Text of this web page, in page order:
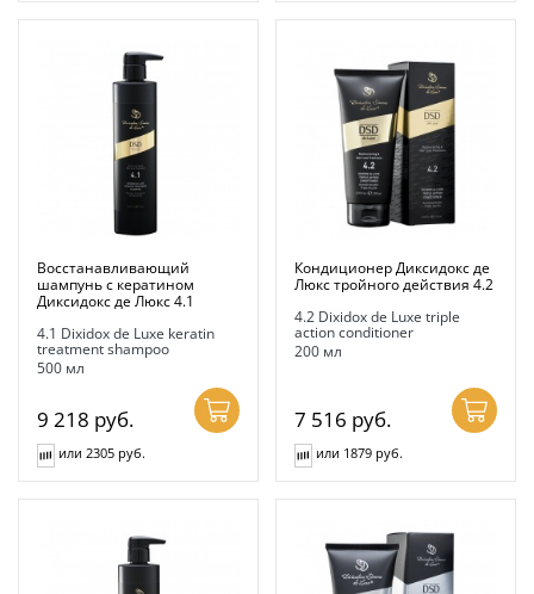
Восстанавливающий
шампунь с кератином
Диксидокс де Люкс 4.1
4.1 Dixidox de Luxe keratin
treatment shampoo
500 мл
9 218 руб.
или 2305 руб.
Кондиционер Диксидокс де
Люкс тройного действия 4.2
4.2 Dixidox de Luxe triple
action conditioner
200 мл
7 516 руб.
или 1879 руб.